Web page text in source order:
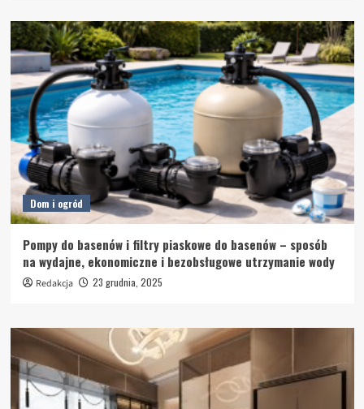
Dom i ogród
Pompy do basenów i filtry piaskowe do basenów – sposób
na wydajne, ekonomiczne i bezobsługowe utrzymanie wody
Redakcja 23 grudnia, 2025